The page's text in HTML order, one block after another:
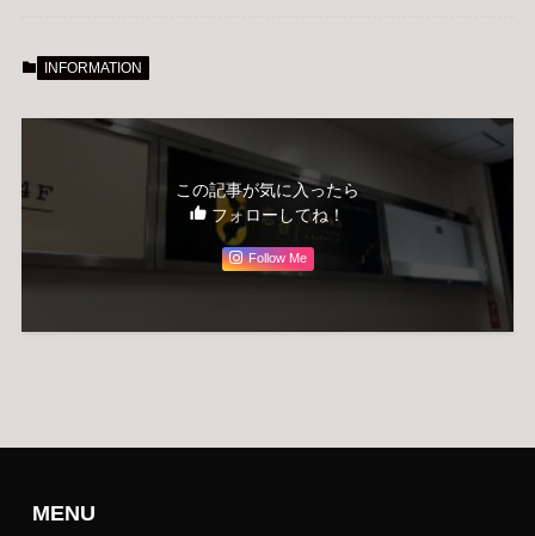
INFORMATION
この記事が気に入ったら
フォローしてね！
Follow Me
MENU